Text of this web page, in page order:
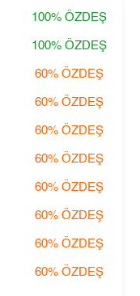
100% ÖZDEŞ
100% ÖZDEŞ
60% ÖZDEŞ
60% ÖZDEŞ
60% ÖZDEŞ
60% ÖZDEŞ
60% ÖZDEŞ
60% ÖZDEŞ
60% ÖZDEŞ
60% ÖZDEŞ